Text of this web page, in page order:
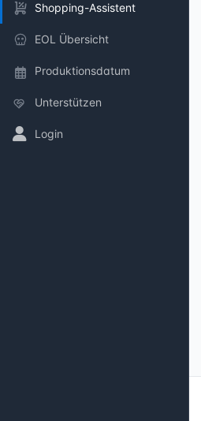
Shopping-Assistent
EOL Übersicht
Produktionsdatum
Unterstützen
Login